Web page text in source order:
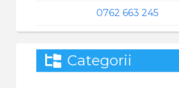
0762 663 245
Categorii